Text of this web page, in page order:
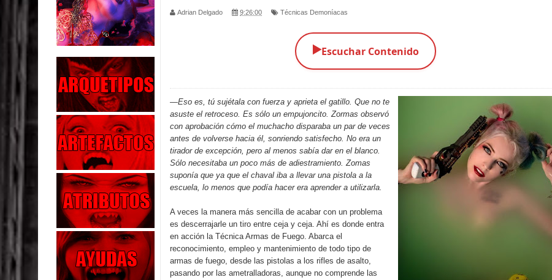
Parte 04: Oídos Sordos
Parte 03: La Traición
Parte 02: Vuelve el Hijo Prodigo
Parte 01: El Comienzo
Parte 01: El Enemigo Interior
Exaltados y Muertos Vivientes
Los Muertos se Levantan (Relato)
Los Monstruos más Buscados
Parte 09: Los Muertos Cuentan Cuentos
Adrian Delgado 9:26:00 Técnicas Demoníacas
▶️Escuchar Contenido
—Eso es, tú sujétala con fuerza y aprieta el gatillo. Que no te
asuste el retroceso. Es sólo un empujoncito. Zormas observó
con aprobación cómo el muchacho disparaba un par de veces
antes de volverse hacia él, sonriendo satisfecho. No era un
tirador de excepción, pero al menos sabía dar en el blanco.
Sólo necesitaba un poco más de adiestramiento. Zomas
suponía que ya que el chaval iba a llevar una pistola a la
escuela, lo menos que podía hacer era aprender a utilizarla.
A veces la manera más sencilla de acabar con un problema
es descerrajarle un tiro entre ceja y ceja. Ahí es donde entra
en acción la Técnica Armas de Fuego. Abarca el
reconocimiento, empleo y mantenimiento de todo tipo de
armas de fuego, desde las pistolas a los rifles de asalto,
pasando por las ametralladoras, aunque no comprende las